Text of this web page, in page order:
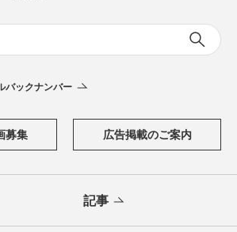
バックナンバー
募集 広告掲載のご案内
記事